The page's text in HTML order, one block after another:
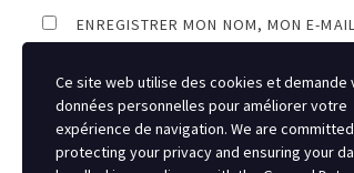
ENREGISTRER MON NOM, MON E-
Ce site web utilise des cookies et demande
données personnelles pour améliorer votre
expérience de navigation. We are
protecting your privacy and ensuring your